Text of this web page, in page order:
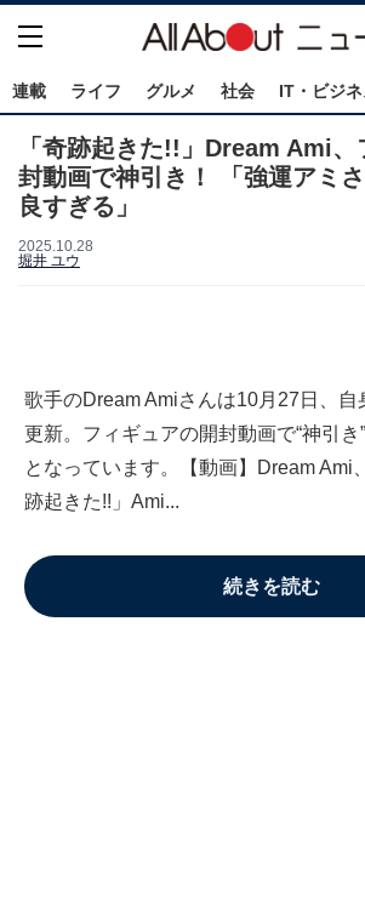
連載 ライフ グルメ 社会 IT・ビジネ
「奇跡起きた!!」Dream Ami、
封動画で神引き！ 「強運アミ
良すぎる」
2025.10.28
堀井 ユウ
歌手のDream Amiさんは10月27日、自
更新。フィギュアの開封動画で“神引き
となっています。【動画】Dream Ami
跡起きた!!」Ami...
続きを読む